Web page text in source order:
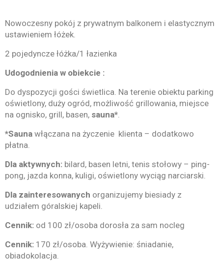
Nowoczesny pokój z prywatnym balkonem i elastycznym
ustawieniem łóżek.
2 pojedyncze łóżka/1 łazienka
Udogodnienia w obiekcie :
Do dyspozycji gości świetlica. Na terenie obiektu parking
oświetlony, duży ogród, możliwość grillowania, miejsce
na ognisko, grill, basen, sauna*
*Sauna włączana na życzenie klienta – dodatkowo
płatna.
Dla aktywnych: bilard, basen letni, tenis stołowy – ping-
pong, jazda konna, kuligi, oświetlony wyciąg narciarski.
Dla zainteresowanych organizujemy biesiady z
udziałem góralskiej kapeli.
Cennik: od 100 zł/osoba dorosła za sam nocleg
Cennik: 170 zł/osoba. Wyżywienie: śniadanie,
obiadokolacja.